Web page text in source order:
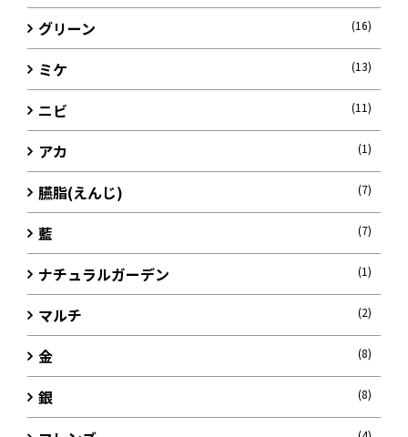
グリーン (16)
ミケ (13)
ニビ (11)
アカ (1)
臙脂(えんじ) (7)
藍 (7)
ナチュラルガーデン (1)
マルチ (2)
金 (8)
銀 (8)